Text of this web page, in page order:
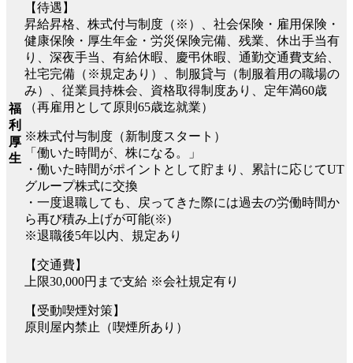
福
利
厚
生
【待遇】
昇給昇格、株式付与制度（※）、社会保険・雇用保険・
健康保険・厚生年金・労災保険完備、残業、休出手当有
り、深夜手当、有給休暇、慶弔休暇、通勤交通費支給、
社宅完備（※規定あり）、制服貸与（制服着用の職場の
み）、従業員持株会、資格取得制度あり、定年満60歳
（再雇用として原則65歳迄就業）
※株式付与制度（新制度スタート）
「働いた時間が、株になる。」
・働いた時間がポイントとして貯まり、累計に応じてUT
グループ株式に交換
・一度退職しても、戻ってきた際には過去の労働時間か
ら再び積み上げが可能(※)
※退職後5年以内、規定あり
【交通費】
上限30,000円まで支給 ※会社規定有り
【受動喫煙対策】
原則屋内禁止（喫煙所あり）